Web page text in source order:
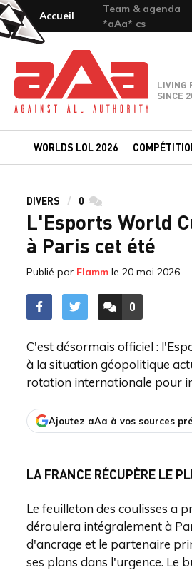
Accueil
Team & agenda
*aAa* cs
Team-aAa - against All authority
LIVING
SINCE
WORLDS LOL 2026
DIVERS 0 commentaires
L'Esports World
à Paris cet été
Publié par Flamm le 20 mai 2026
ACCÉDER
0
C'est désormais officiel :
à la situation géopolitique
rotation internationale pour
Ajoutez aAa à vos sources
LA FRANCE RÉCUPÈRE LE
Le feuilleton des coulisses a
déroulera intégralement à
d'ancrage et le partenaire
ses plans dans l'urgence. Le